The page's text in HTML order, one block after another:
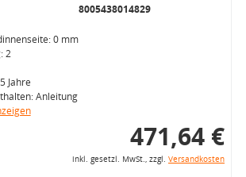
8005438014829
0 mm
2
Jahre
Anleitung
471,64 €
inkl. gesetzl. MwSt., zzgl. Versandkosten